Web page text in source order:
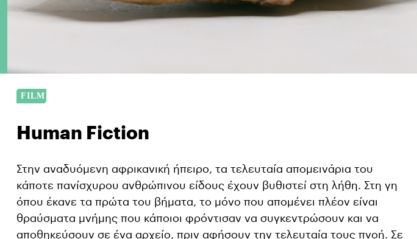
Human Fiction
Στην αναδυόμενη αφρικανική ήπειρο, τα τελευταία απομεινάρια του
κάποτε πανίσχυρου ανθρώπινου είδους έχουν βυθιστεί στη λήθη. Στη γη
όπου έκανε τα πρώτα του βήματα, το μόνο που απομένει πλέον είναι
θραύσματα μνήμης που κάποιοι φρόντισαν να συγκεντρώσουν και να
αποθηκεύσουν σε ένα αρχείο, πριν αφήσουν την τελευταία τους πνοή. Σε